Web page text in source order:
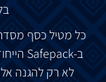
כל מטיל כסף
לא רק להגנה